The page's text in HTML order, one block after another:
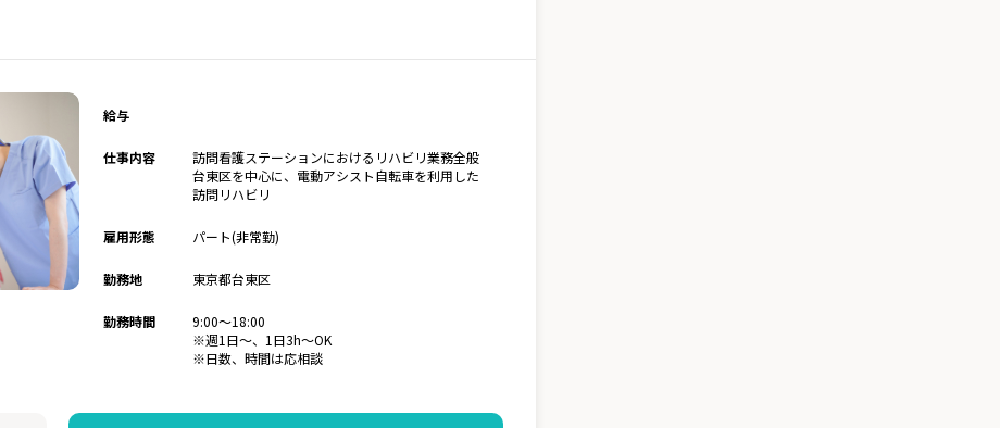
給与
仕事内容
訪問看護ステーションにおけるリハビリ業務全般
台東区を中心に、電動アシスト自転車を利用した
訪問リハビリ
雇用形態 パート(非常勤)
勤務地 東京都台東区
勤務時間
9:00～18:00
※週1日～、1日3h～OK
※日数、時間は応相談